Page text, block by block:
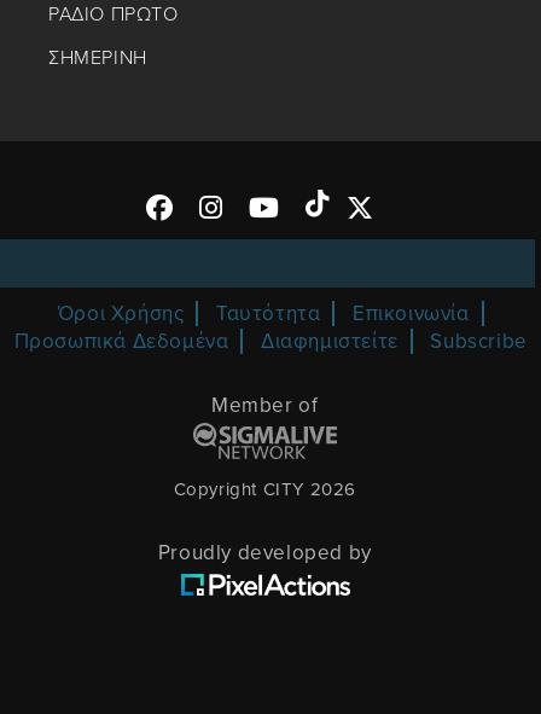
ΡΑΔΙΟ ΠΡΩΤΟ
ΣΗΜΕΡΙΝΗ
Όροι Χρήσης Ταυτότητα
Επικοινωνία
Προσωπικά Δεδομένα
Διαφημιστείτε Subscribe
Member of
Copyright CITY 2026
Proudly developed by